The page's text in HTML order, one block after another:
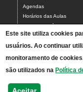
Agendas
Horários das Aulas
Centro Acadêmico do
Estrutura Organizacional
PDI 2019-2023
Orientações de segurança
Acesso ao Antigo Portal
Relatórios de Gestão e
Este site utiliza cookies
usuários. Ao continuar
monitoramento de
são utilizados na Política